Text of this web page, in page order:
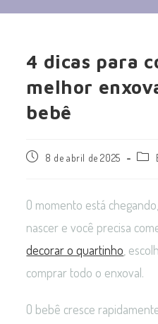
4 dicas para
melhor
bebê
8 de abril de 2025
O momento está
nascer e você precisa
decorar o quartinho ,
comprar todo o enxoval.
O bebê cresce